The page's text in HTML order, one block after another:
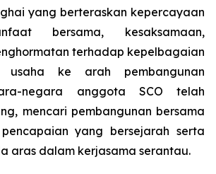
yang berteraskan kepercayaan
bersama, kesaksamaan,
terhadap kepelbagaian
usaha ke arah pembangunan
negara anggota SCO telah
mencari pembangunan bersama
yang bersejarah serta
aras dalam kerjasama serantau.